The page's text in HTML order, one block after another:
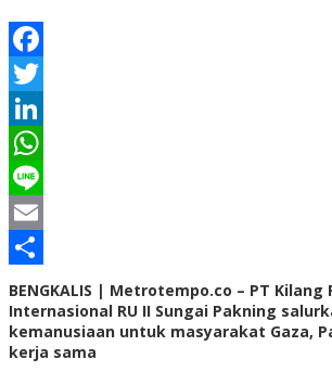
Facebook
Twitter
LinkedIn
WhatsApp
Line
Email
Share
BENGKALIS | Metrotempo.co – PT Kilang
Internasional RU II Sungai Pakning
kemanusiaan untuk masyarakat Gaza,
kerja sama